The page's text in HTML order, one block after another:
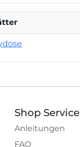
Shop Service
Anleitungen
FAQ